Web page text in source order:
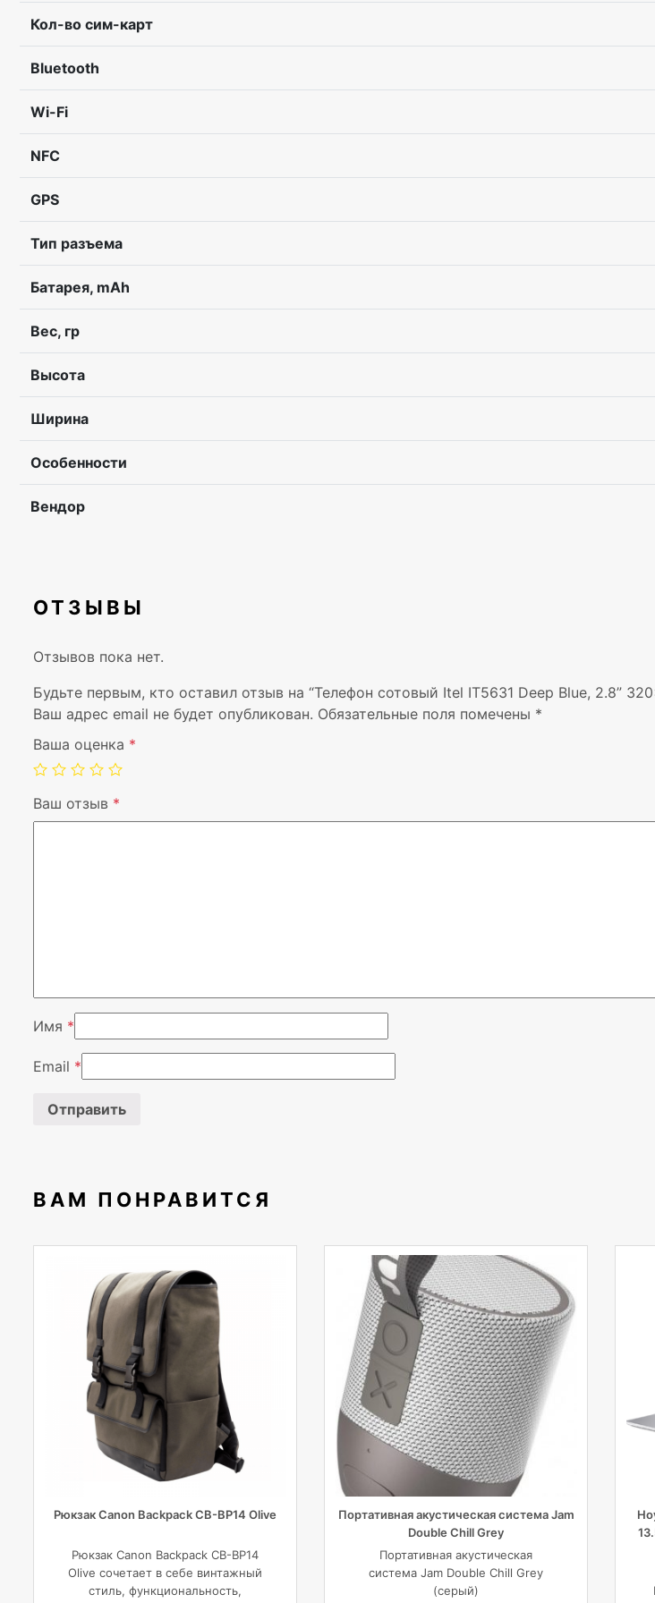
Кол-во сим-карт
Bluetooth
Wi-Fi
NFC
GPS
Тип разъема
Батарея, mAh
Вес, гр
Высота
Ширина
Особенности
Вендор
ОТЗЫВЫ
Отзывов пока нет.
Будьте первым, кто оставил отзыв на “Телефон сотовый Itel IT5631 Deep Blue, 2.8”
Ваш адрес email не будет опубликован. Обязательные поля помечены *
Ваша оценка *
Ваш отзыв *
Имя *
Email *
ВАМ ПОНРАВИТСЯ
Рюкзак Canon Backpack CB-BP14 Olive
Рюкзак Canon Backpack CB-BP14
Olive сочетает в себе винтажный
стиль, функциональность,
Портативная акустическая система Jam
Double Chill Grey
Портативная акустическая
система Jam Double Chill Grey
(серый)